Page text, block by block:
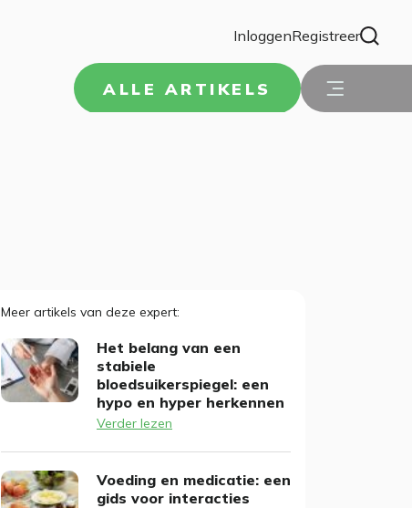
InloggenRegistreer
ALLE ARTIKELS
Meer artikels van deze expert
Het belang van een
stabiele
bloedsuikerspiegel: een
hypo en hyper herkennen
Verder lezen
Voeding en medicatie: een
gids voor interacties